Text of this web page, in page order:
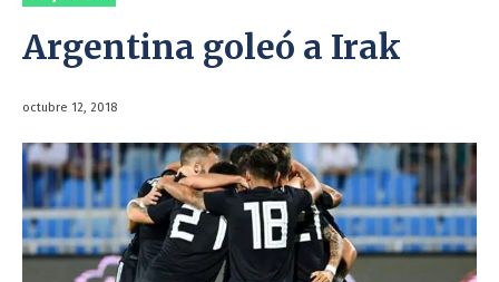
Argentina goleó a Irak
octubre 12, 2018